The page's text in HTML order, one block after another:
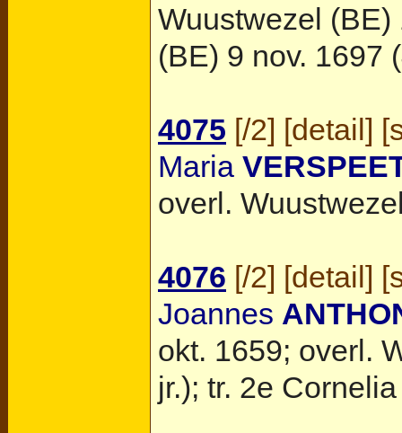
Wuustwezel (BE)
(BE) 9 nov. 1697
4075 [/2] [detail] [
Maria
overl.
4076 [/2] [detail] [
Joannes
okt. 1659; overl.
jr.); tr. 2e